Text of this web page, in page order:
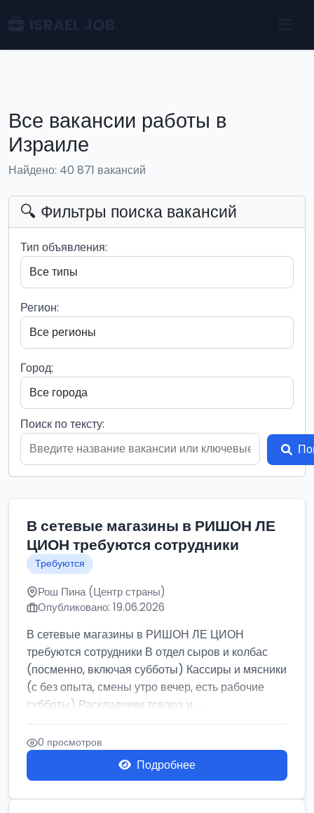
Все вакансии работы в
Израиле
Найдено: 40 871 вакансий
🔍 Фильтры поиска вакансий
Тип объявления:
Регион:
Город:
Поиск по тексту:
В сетевые магазины в РИШОН ЛЕ
ЦИОН требуются сотрудники
Требуются
Рош Пина (Центр страны)
Опубликовано: 19.06.2026
В сетевые магазины в РИШОН ЛЕ ЦИОН
требуются сотрудники В отдел сыров и колбас
(посменно, включая субботы) Кассиры и мясники
(с без опыта, смены утро вечер, есть рабочие
субботы) Раскладчики товара и ...
0 просмотров
Подробнее